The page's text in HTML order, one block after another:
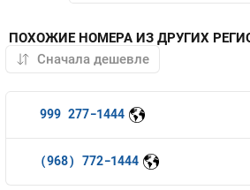
ПОХОЖИЕ НОМЕРА ИЗ ДРУГИХ
999 277-1444
(968) 772-1444